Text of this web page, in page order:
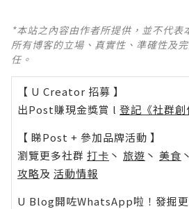
*本站之內容由作者所提供，並不代表
所有博客的立場、真實性、準確性及
任。
【 U Creator 招募 】
出Post賺現金獎賞 l 登記《社群創
【 睇Post + 參加品牌活動 】
瀏覽更多社群 打卡 丶 旅遊 丶 美食 丶
攻略及 活動情報
U Blog開咗WhatsApp啦！發掘更